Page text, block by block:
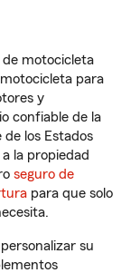
de motocicleta
para
y
confiable de la
de los Estados
la propiedad
seguro de
para que solo
su